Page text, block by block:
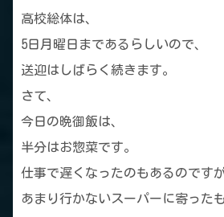
高校総体は、
5日月曜日まであるらしいので、
送迎はしばらく続きます。
さて、
今日の晩御飯は、
半分はお惣菜です。
仕事で遅くなったのもあるのですが
あまり行かないスーパーに寄ったも